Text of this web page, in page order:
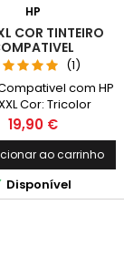
HP
COR TINTEIRO
(1)
com HP
Cor: Tricolor
Médio: 450
*(Média com base
ISO/IEC 24711 e
contínua. O
real varia
com base
Preço
19,90 €
ao carrinho
Disponível